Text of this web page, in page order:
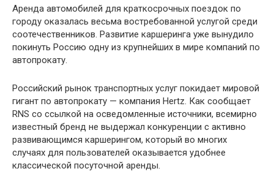
Аренда автомобилей для краткосрочных поездок по
городу оказалась весьма востребованной услугой среди
соотечественников. Развитие каршеринга уже вынудило
покинуть Россию одну из крупнейших в мире компаний по
автопрокату.
Российский рынок транспортных услуг покидает мировой
гигант по автопрокату — компания Hertz. Как сообщает
RNS со ссылкой на осведомленные источники, всемирно
известный бренд не выдержал конкуренции с активно
развивающимся каршерингом, который во многих
случаях для пользователей оказывается удобнее
классической посуточной аренды.